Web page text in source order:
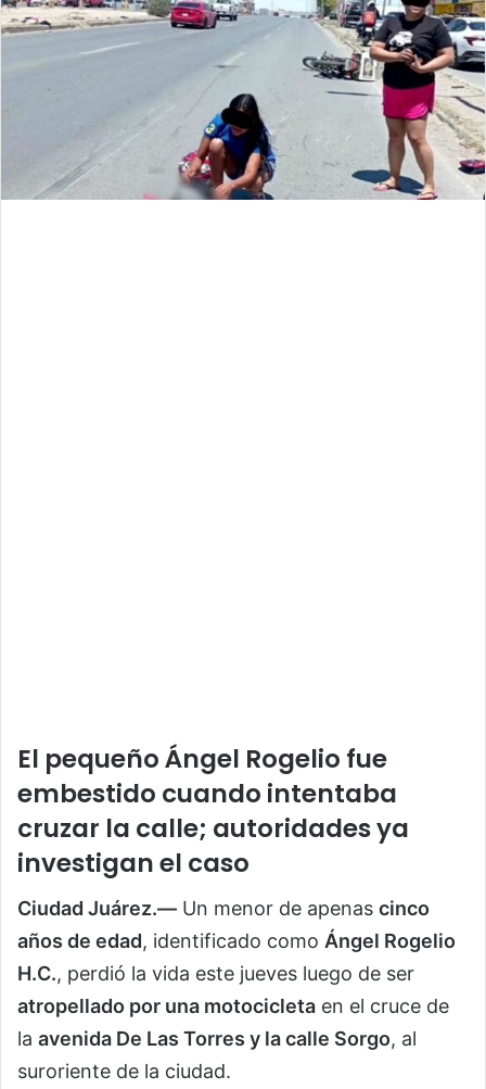
El pequeño Ángel Rogelio fue
embestido cuando intentaba
cruzar la calle; autoridades ya
investigan el caso
Ciudad Juárez.— Un menor de apenas cinco
años de edad, identificado como Ángel Rogelio
H.C., perdió la vida este jueves luego de ser
atropellado por una motocicleta en el cruce de
la avenida De Las Torres y la calle Sorgo, al
suroriente de la ciudad.